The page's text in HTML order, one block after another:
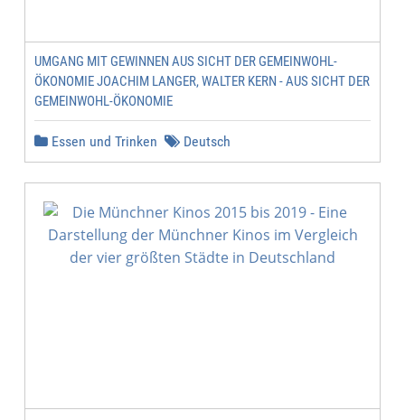
UMGANG MIT GEWINNEN AUS SICHT DER GEMEINWOHL-
ÖKONOMIE JOACHIM LANGER, WALTER KERN - AUS SICHT DER
GEMEINWOHL-ÖKONOMIE
Essen und Trinken Deutsch